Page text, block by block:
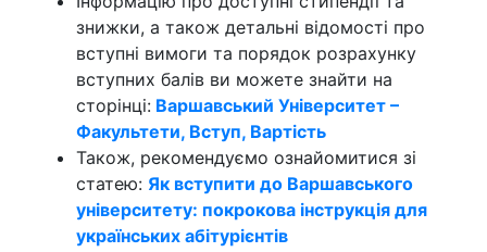
знижки, а також детальні відомості про
вступні вимоги та порядок розрахунку
вступних балів ви можете знайти на
сторінці: Варшавський Університет –
Факультети, Вступ, Вартість
Також, рекомендуємо ознайомитися зі
статею: Як вступити до Варшавського
університету: покрокова інструкція для
українських абітурієнтів